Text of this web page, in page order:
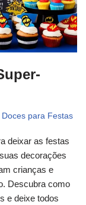
Doces para Festas
deixar as festas
decorações
crianças e
Descubra como
e deixe todos